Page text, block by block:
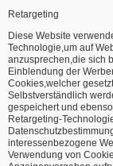
Retargeting
Diese Website
Technologie,um auf
anzusprechen,die sich
Einblendung der
Cookies,welcher
Selbstverständlich
gespeichert und
Retargeting-
interessenbezogene
Verwendung von